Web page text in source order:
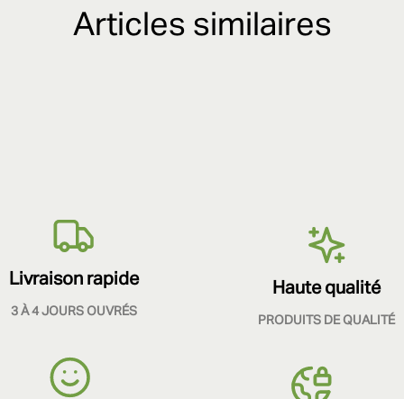
Articles similaires
Livraison rapide
3 À 4 JOURS OUVRÉS
Haute qualité
PRODUITS DE QUALITÉ